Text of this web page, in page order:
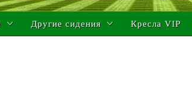
Другие сидения Кресла VIP